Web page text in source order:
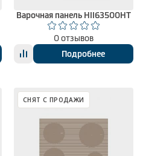
Варочная панель HII63500HT
0 отзывов
Подробнее
СНЯТ С ПРОДАЖИ